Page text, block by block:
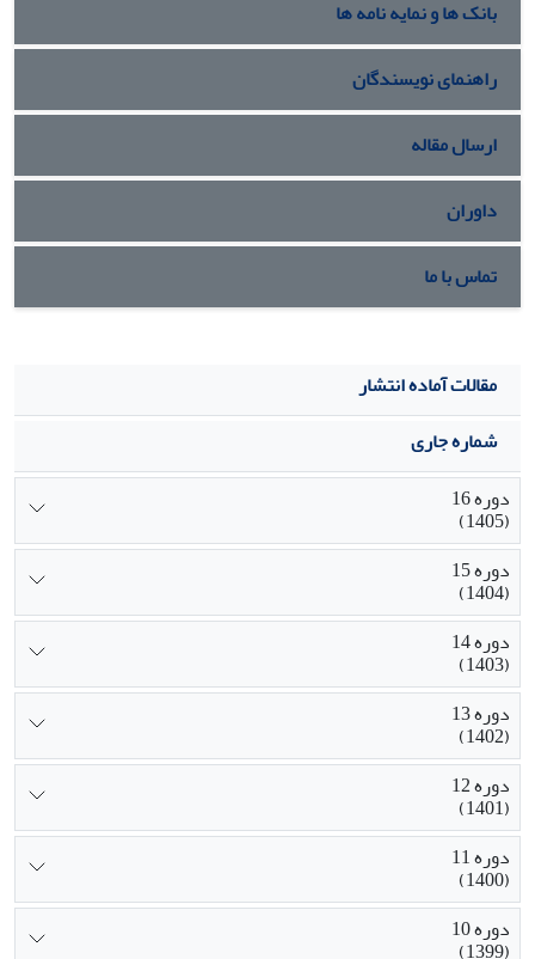
بانک ها و نمایه نامه ها
راهنمای نویسندگان
ارسال مقاله
داوران
تماس با ما
مقالات آماده انتشار
شماره جاری
دوره 16
(1405)
دوره 15
(1404)
دوره 14
(1403)
دوره 13
(1402)
دوره 12
(1401)
دوره 11
(1400)
دوره 10
(1399)